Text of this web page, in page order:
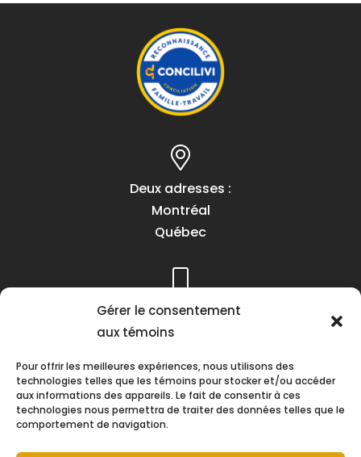
Gérer le consentement
aux témoins
Pour offrir les meilleures expériences, nous utilisons des
technologies telles que les témoins pour stocker et/ou accéder
aux informations des appareils. Le fait de consentir à ces
technologies nous permettra de traiter des données telles que le
comportement de navigation.
Deux adresses :
Montréal
Québec
Téléphone :
(418) 622-1001
Heures d’ouverture :